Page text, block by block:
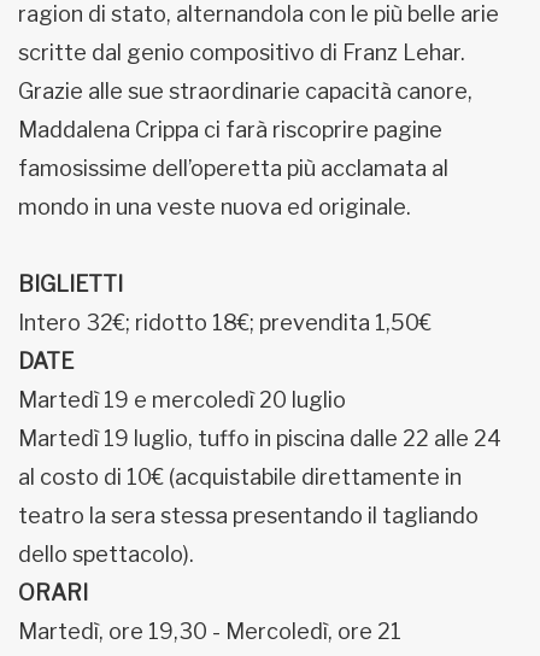
ragion di stato, alternandola con le più belle arie
scritte dal genio compositivo di Franz Lehar.
Grazie alle sue straordinarie capacità canore,
Maddalena Crippa ci farà riscoprire pagine
famosissime dell’operetta più acclamata al
mondo in una veste nuova ed originale.
BIGLIETTI
Intero 32€; ridotto 18€; prevendita 1,50€
DATE
Martedì 19 e mercoledì 20 luglio
Martedì 19 luglio, tuffo in piscina dalle 22 alle 24
al costo di 10€ (acquistabile direttamente in
teatro la sera stessa presentando il tagliando
dello spettacolo).
ORARI
Martedì, ore 19,30 - Mercoledì, ore 21